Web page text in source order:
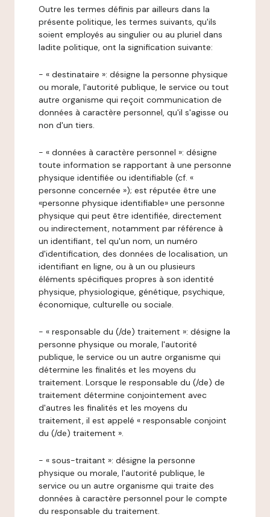
Outre les termes définis par ailleurs dans la
présente politique, les termes suivants, qu'ils
soient employés au singulier ou au pluriel dans
ladite politique, ont la signification suivante:
- « destinataire »: désigne la personne physique
ou morale, l'autorité publique, le service ou tout
autre organisme qui reçoit communication de
données à caractère personnel, qu'il s'agisse ou
non d'un tiers.
- « données à caractère personnel »: désigne
toute information se rapportant à une personne
physique identifiée ou identifiable (cf. «
personne concernée »); est réputée être une
«personne physique identifiable» une personne
physique qui peut être identifiée, directement
ou indirectement, notamment par référence à
un identifiant, tel qu'un nom, un numéro
d'identification, des données de localisation, un
identifiant en ligne, ou à un ou plusieurs
éléments spécifiques propres à son identité
physique, physiologique, génétique, psychique,
économique, culturelle ou sociale.
- « responsable du (/de) traitement »: désigne la
personne physique ou morale, l'autorité
publique, le service ou un autre organisme qui
détermine les finalités et les moyens du
traitement. Lorsque le responsable du (/de) de
traitement détermine conjointement avec
d'autres les finalités et les moyens du
traitement, il est appelé « responsable conjoint
du (/de) traitement ».
- « sous-traitant »: désigne la personne
physique ou morale, l'autorité publique, le
service ou un autre organisme qui traite des
données à caractère personnel pour le compte
du responsable du traitement.